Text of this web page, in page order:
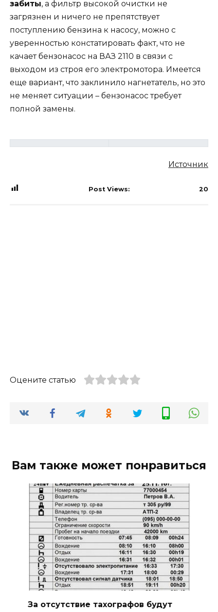
забиты, а фильтр высокой очистки не
загрязнен и ничего не препятствует
поступлению бензина к насосу, можно с
уверенностью констатировать факт, что не
качает бензонасос на ВАЗ 2110 в связи с
выходом из строя его электромотора. Имеется
еще вариант, что заклинило нагнетатель, но это
не меняет ситуации – бензонасос требует
полной замены.
Источник
Post Views: 20
Оцените статью
Вам также может понравиться
За отсутствие тахографов будут